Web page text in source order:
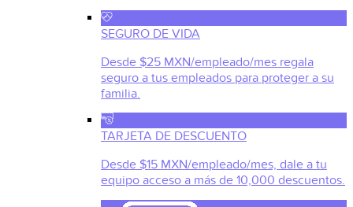
SEGURO DE VIDA
Desde $25 MXN/empleado/mes regala
seguro a tus empleados para proteger a su
familia.
TARJETA DE DESCUENTO
Desde $15 MXN/empleado/mes, dale a tu
equipo acceso a más de 10,000 descuentos.